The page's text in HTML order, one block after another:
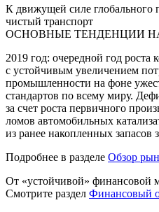
К движущей силе глобального
чистый транспорт
ОСНОВНЫЕ ТЕНДЕНЦИИ
2019 год: очередной год роста
с устойчивым увеличением
промышленности на фоне
стандартов по всему миру.
за счет роста первичного
ломов автомобильных
из ранее накопленных запасов
Подробнее в разделе Обзор
От «устойчивой» финансовой
Смотрите раздел Финансовый